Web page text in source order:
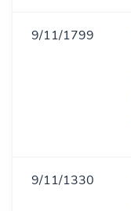
9/11/1799
9/11/1330